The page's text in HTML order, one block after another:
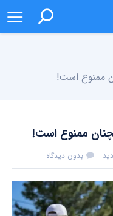
ممنوع است!
ممنوع است!
بدون دیدگاه